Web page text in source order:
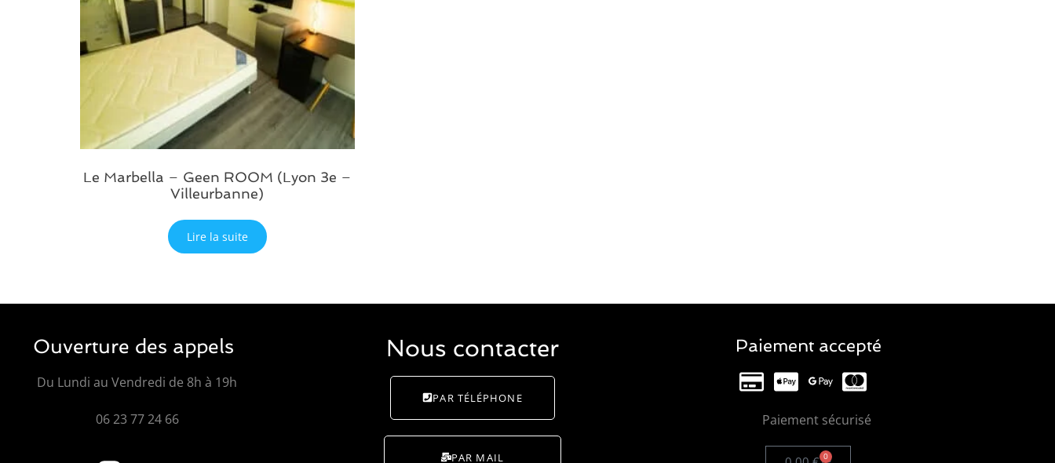
Le Marbella – Geen ROOM (Lyon 3e –
Villeurbanne)
Lire la suite
Ouverture des appels
Du Lundi au Vendredi de 8h à 19h
06 23 77 24 66
Nous contacter
PAR TÉLÉPHONE
PAR MAIL
Paiement accepté
Paiement sécurisé
0